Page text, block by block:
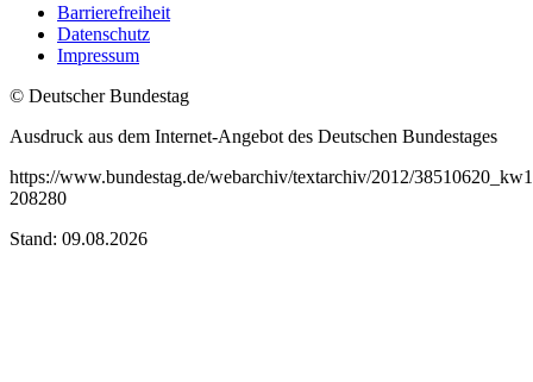
Barrierefreiheit
Datenschutz
Impressum
© Deutscher Bundestag
Ausdruck aus dem Internet-Angebot des Deutschen Bundestages
https://www.bundestag.de/webarchiv/textarchiv/2012/
208280
Stand: 09.08.2026